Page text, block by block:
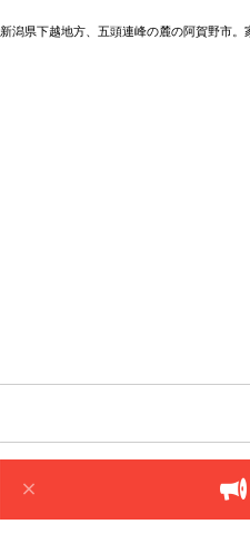
新潟県下越地方、五頭連峰の麓の阿賀野市